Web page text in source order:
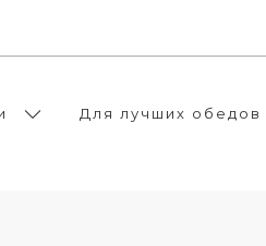
Для лучших обедов